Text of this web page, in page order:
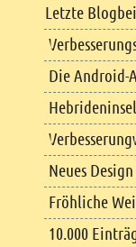
Letzte
Die Android-
Neues Design
Fröhliche
10.000